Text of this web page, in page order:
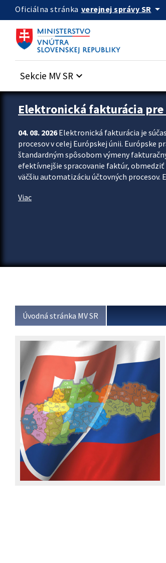
Preskocit na hlavný obsah
Oficiálna stránka verejnej správy SR arrow_drop_down
Sekcie MV SR keyboard_arrow_down
Zastavit automatický posun upútavok
Elektronická fakturácia
04. 08. 2026Elektronická fakturácia je
procesov v celej Európskej únii. Európske
štandardným spôsobom výmeny
efektívnejšie spracovanie faktúr,
väčšiu automatizáciu účtovných
Viac
Úvodná stránka MV SR